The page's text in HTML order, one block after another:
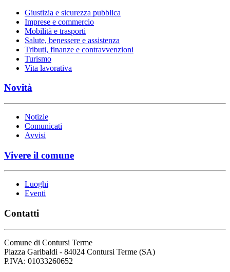
Giustizia e sicurezza pubblica
Imprese e commercio
Mobilità e trasporti
Salute, benessere e assistenza
Tributi, finanze e contravvenzioni
Turismo
Vita lavorativa
Novità
Notizie
Comunicati
Avvisi
Vivere il comune
Luoghi
Eventi
Contatti
Comune di Contursi Terme
Piazza Garibaldi - 84024 Contursi Terme (SA)
P.IVA: 01033260652